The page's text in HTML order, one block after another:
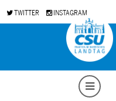
TWITTER INSTAGRAM